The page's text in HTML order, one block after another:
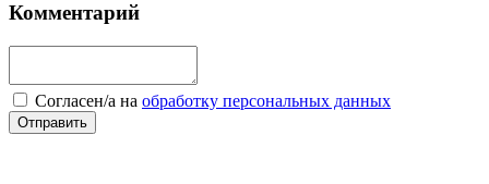
Комментарий
Cогласен/а на обработку персональных данных
Отправить